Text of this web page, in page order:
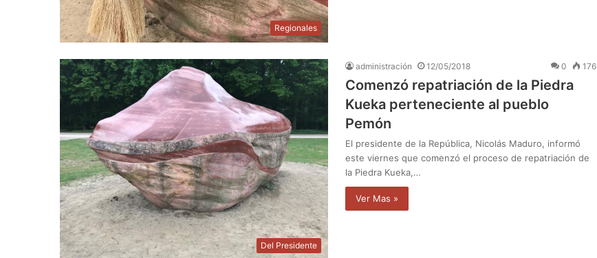
Regionales
Del Presidente
administración 12/05/2018 0 176
Comenzó repatriación de la Piedra
Kueka perteneciente al pueblo
Pemón
El presidente de la República, Nicolás Maduro, informó
este viernes que comenzó el proceso de repatriación de
la Piedra Kueka,…
Ver Mas »